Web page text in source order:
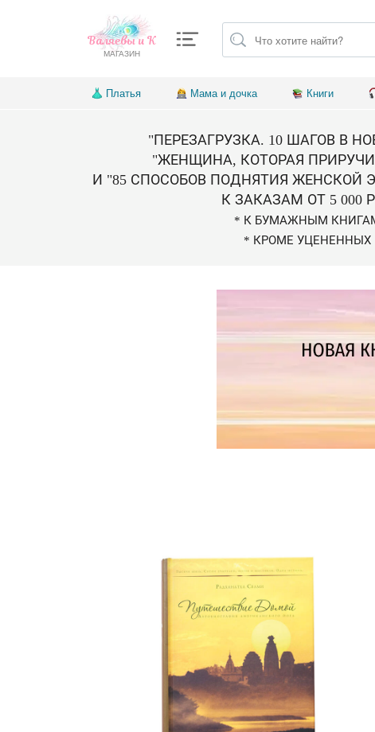
Валяевы и К
МАГАЗИН
Платья Мама и дочка Книги
"ПЕРЕЗАГРУЗКА. 10 ШАГОВ В
"ЖЕНЩИНА, КОТОРАЯ
И "85 СПОСОБОВ ПОДНЯТИЯ ЖЕНСКОЙ
К ЗАКАЗАМ ОТ 5 000
* К БУМАЖНЫМ
* КРОМЕ УЦЕНЕННЫХ